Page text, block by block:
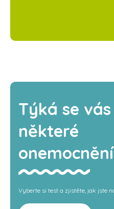
Týká se vás
některé
Vyberte si test a zjistěte, jak jste